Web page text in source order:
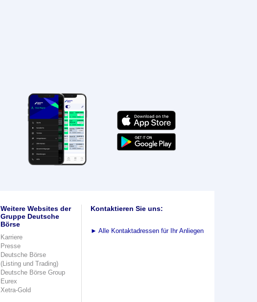
Weitere Websites der
Gruppe Deutsche
Börse
Karriere
Presse
Deutsche Börse
(Listing und Trading)
Deutsche Börse Group
Eurex
Xetra-Gold
Kontaktieren Sie uns:
► Alle Kontaktadressen für Ihr Anliegen